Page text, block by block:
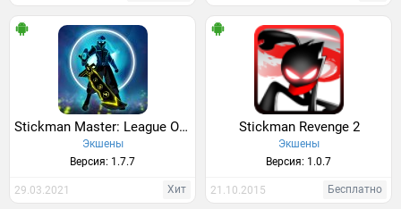
Stickman Master: League Of Shadow - Ninja Legends
Экшены
Версия: 1.7.7
29.03.2021 Хит
Stickman Revenge 2
Экшены
Версия: 1.0.7
21.10.2015 Бесплатно